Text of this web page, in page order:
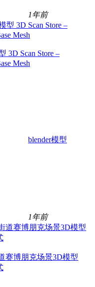
1年前
3D Scan Store –
Mesh
blender模型
1年前
赛博朋克场景3D模型